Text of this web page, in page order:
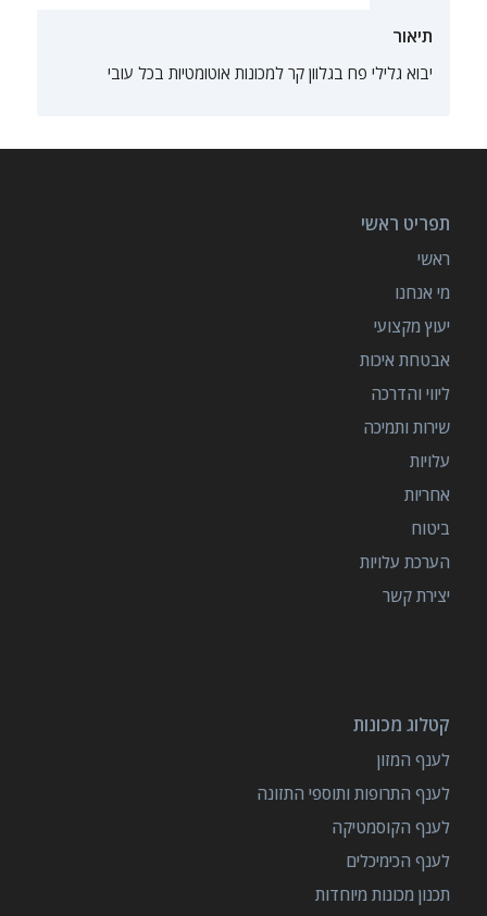
תיאור
יבוא גלילי פח בגלוון קר למכונות אוטומטיות בכל עובי
תפריט ראשי
ראשי
מי אנחנו
יעוץ מקצועי
אבטחת איכות
ליווי והדרכה
שירות ותמיכה
עלויות
אחריות
ביטוח
הערכת עלויות
יצירת קשר
קטלוג מכונות
לענף המזון
לענף התרופות ותוספי התזונה
לענף הקוסמטיקה
לענף הכימיכלים
תכנון מכונות מיוחדות